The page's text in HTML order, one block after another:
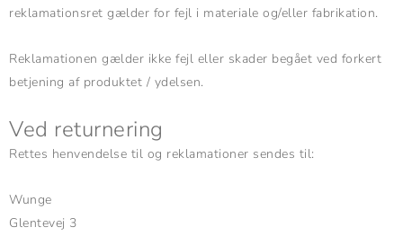
reklamationsret gælder for fejl i materiale og/eller fabrikation.
Reklamationen gælder ikke fejl eller skader begået ved forkert
betjening af produktet / ydelsen.
Ved returnering
Rettes henvendelse til og reklamationer sendes til:
Wunge
Glentevej 3